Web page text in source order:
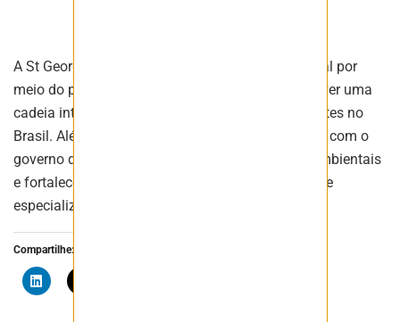
A St George obteve ainda apoio do governo federal por
meio do programa MagBras, que busca desenvolver uma
cadeia integrada de terras raras e ímãs permanentes no
Brasil. Além disso, assinou acordo de cooperação com o
governo de Minas Gerais para agilizar licenças ambientais
e fortalecer a presença local, contando com equipe
especializada no país.
Compartilhe: